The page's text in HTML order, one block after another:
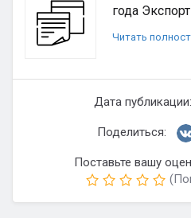
года
Читать
Дата
Поделиться:
Поставьте вашу